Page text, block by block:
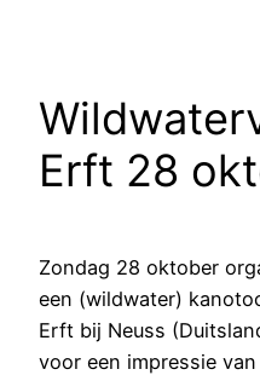
Erft 28
Zondag 28 oktober
een (wildwater)
Erft bij Neuss
voor een impressie